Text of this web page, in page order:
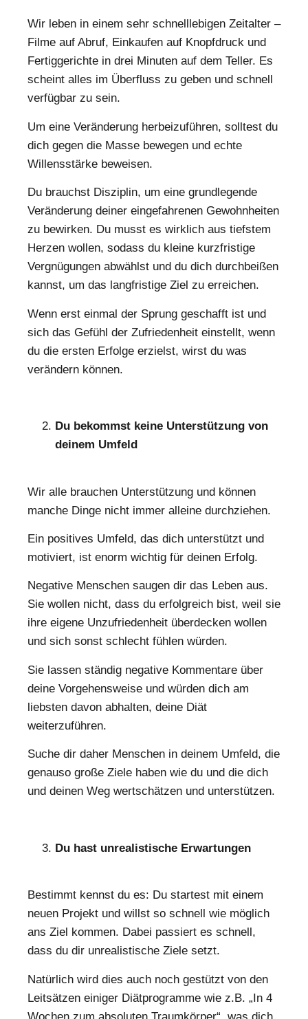
Wir leben in einem sehr schnelllebigen Zeitalter –
Filme auf Abruf, Einkaufen auf Knopfdruck und
Fertiggerichte in drei Minuten auf dem Teller. Es
scheint alles im Überfluss zu geben und schnell
verfügbar zu sein.
Um eine Veränderung herbeizuführen, solltest du
dich gegen die Masse bewegen und echte
Willensstärke beweisen.
Du brauchst Disziplin, um eine grundlegende
Veränderung deiner eingefahrenen Gewohnheiten
zu bewirken. Du musst es wirklich aus tiefstem
Herzen wollen, sodass du kleine kurzfristige
Vergnügungen abwählst und du dich durchbeißen
kannst, um das langfristige Ziel zu erreichen.
Wenn erst einmal der Sprung geschafft ist und
sich das Gefühl der Zufriedenheit einstellt, wenn
du die ersten Erfolge erzielst, wirst du was
verändern können.
Du bekommst keine Unterstützung von
deinem Umfeld
Wir alle brauchen Unterstützung und können
manche Dinge nicht immer alleine durchziehen.
Ein positives Umfeld, das dich unterstützt und
motiviert, ist enorm wichtig für deinen Erfolg.
Negative Menschen saugen dir das Leben aus.
Sie wollen nicht, dass du erfolgreich bist, weil sie
ihre eigene Unzufriedenheit überdecken wollen
und sich sonst schlecht fühlen würden.
Sie lassen ständig negative Kommentare über
deine Vorgehensweise und würden dich am
liebsten davon abhalten, deine Diät
weiterzuführen.
Suche dir daher Menschen in deinem Umfeld, die
genauso große Ziele haben wie du und die dich
und deinen Weg wertschätzen und unterstützen.
Du hast unrealistische Erwartungen
Bestimmt kennst du es: Du startest mit einem
neuen Projekt und willst so schnell wie möglich
ans Ziel kommen. Dabei passiert es schnell,
dass du dir unrealistische Ziele setzt.
Natürlich wird dies auch noch gestützt von den
Leitsätzen einiger Diätprogramme wie z.B. „In 4